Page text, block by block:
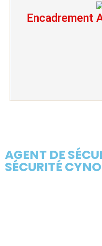
Encadrement
Encadrement
AGENT DE
SÉCURITÉ